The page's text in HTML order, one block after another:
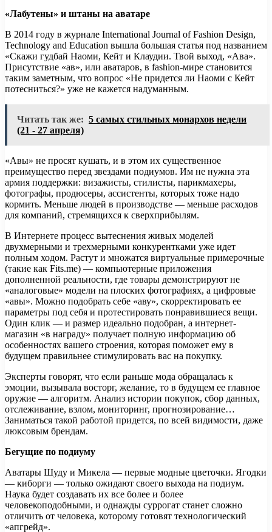
«Лабутены» и штаны на аватаре
В 2014 году в журнале International Journal of Fashion Design,
Technology and Education вышла большая статья под названием
«Скажи гудбай Наоми, Кейт и Клаудии. Твой выход, «Ава».
Присутствие «ав», или аватаров, в fashion-мире становится
таким заметным, что вопрос «Не придется ли Наоми с Кейт
потесниться?» уже не кажется надуманным.
Читать так же: 5 самых стильных монархов недели
(21 - 27 апреля)
«Авы» не просят кушать, и в этом их существенное
преимущество перед звездами подиумов. Им не нужна эта
армия поддержки: визажисты, стилисты, парикмахеры,
фотографы, продюсеры, ассистенты, которых тоже надо
кормить. Меньше людей в производстве — меньше расходов
для компаний, стремящихся к сверхприбылям.
В Интернете процесс вытеснения живых моделей
двухмерными и трехмерными конкурентками уже идет
полным ходом. Растут и множатся виртуальные примерочные
(такие как Fits.me) — компьютерные приложения
дополненной реальности, где товары демонстрируют не
«аналоговые» модели на плоских фотографиях, а цифровые
«авы». Можно подобрать себе «аву», скорректировать ее
параметры под себя и протестировать понравившиеся вещи.
Один клик — и размер идеально подобран, а интернет-
магазин «в награду» получает полную информацию об
особенностях вашего строения, которая поможет ему в
будущем правильнее стимулировать вас на покупку.
Эксперты говорят, что если раньше мода обращалась к
эмоции, вызывала восторг, желание, то в будущем ее главное
оружие — алгоритм. Анализ истории покупок, сбор данных,
отслеживание, взлом, мониторинг, прогнозирование…
Заниматься такой работой придется, по всей видимости, даже
люксовым брендам.
Бегущие по подиуму
Аватары Шуду и Микела — первые модные цветочки. Ягодки
— киборги — только ожидают своего выхода на подиум.
Наука будет создавать их все более и более
человекоподобными, и однажды суррогат станет сложно
отличить от человека, которому готовят технологический
«апгрейд».